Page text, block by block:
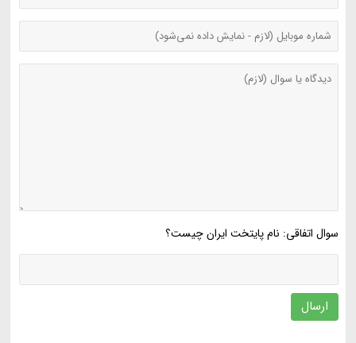
سوال اتفاقی: نام پایتخت ایران چیست؟
ارسال